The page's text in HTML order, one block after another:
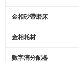
金相砂帶磨床
金相耗材
數字滴分配器